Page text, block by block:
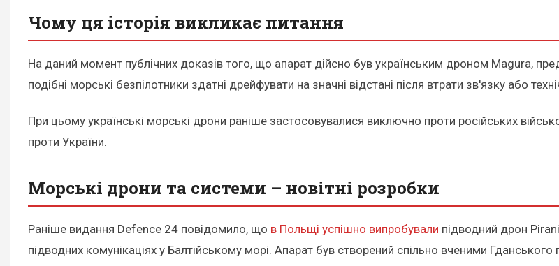
Чому ця історія викликає питання
На даний момент публічних доказів того, що апарат дійсно був українським дроном Magura,
подібні морські безпілотники здатні дрейфувати на значні відстані після втрати зв'язку або
При цьому українські морські дрони раніше застосовувалися виключно проти російських
проти України.
Морські дрони та системи – новітні розробки
Раніше видання Defence 24 повідомило, що в Польщі успішно випробували підводний дрон
підводних комунікаціях у Балтійському морі. Апарат був створений спільно вченими Гданського